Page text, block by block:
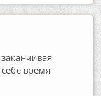
время-